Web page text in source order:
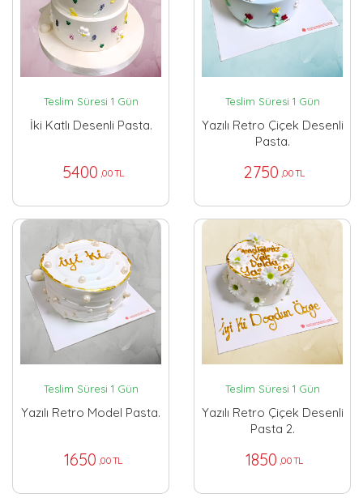
Teslim Süresi 1 Gün
İki Katlı Desenli Pasta.
5400 ,00 TL
Teslim Süresi 1 Gün
Yazılı Retro Çiçek Desenli
Pasta.
2750 ,00 TL
Teslim Süresi 1 Gün
Yazılı Retro Model Pasta.
1650 ,00 TL
Teslim Süresi 1 Gün
Yazılı Retro Çiçek Desenli
Pasta 2.
1850 ,00 TL